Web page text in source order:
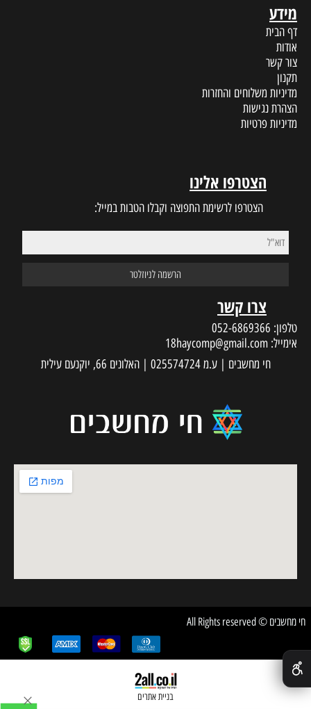
מידע
דף הבית
אודות
צור קשר
תקנון
מדיניות משלוחים והחזרות
הצהרת נגישות
מדיניות פרטיות
הצטרפו אלינו
הצטרפו לרשימת התפוצה וקבלו הטבות במייל:
צרו קשר
טלפון: 052-6869366
אימייל: 18haycomp@gmail.com
חי מחשבים | ע.מ 025574724 | האלונים 66, יוקנעם עילית
חי מחשבים © All Rights reserved
בניית אתרים